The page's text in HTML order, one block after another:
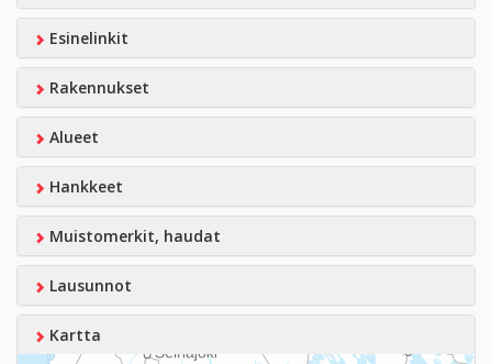
Esinelinkit
Rakennukset
Alueet
Hankkeet
Muistomerkit, haudat
Lausunnot
Kartta